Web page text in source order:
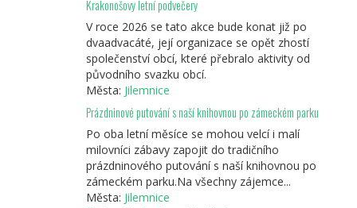
Krakonošovy letní podvečery
V roce 2026 se tato akce bude konat již po
dvaadvacáté, její organizace se opět zhostí
společenství obcí, které přebralo aktivity od
původního svazku obcí.
Města: Jilemnice
Prázdninové putování s naší knihovnou po zámeckém parku
Po oba letní měsíce se mohou velcí i malí
milovníci zábavy zapojit do tradičního
prázdninového putování s naší knihovnou po
zámeckém parku.Na všechny zájemce...
Města: Jilemnice